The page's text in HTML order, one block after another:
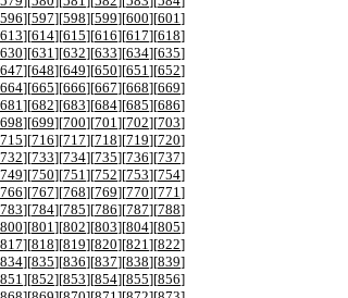
596][597][598][599][600][601]
613][614][615][616][617][618]
630][631][632][633][634][635]
647][648][649][650][651][652]
664][665][666][667][668][669]
681][682][683][684][685][686]
698][699][700][701][702][703]
715][716][717][718][719][720]
732][733][734][735][736][737]
749][750][751][752][753][754]
766][767][768][769][770][771]
783][784][785][786][787][788]
800][801][802][803][804][805]
817][818][819][820][821][822]
834][835][836][837][838][839]
851][852][853][854][855][856]